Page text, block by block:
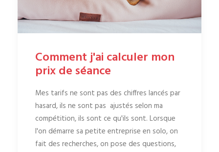
Comment j'ai calculer mon
prix de séance
Mes tarifs ne sont pas des chiffres lancés par
hasard, ils ne sont pas ajustés selon ma
compétition, ils sont ce qu'ils sont. Lorsque
l'on démarre sa petite entreprise en solo, on
fait des recherches, on pose des questions,